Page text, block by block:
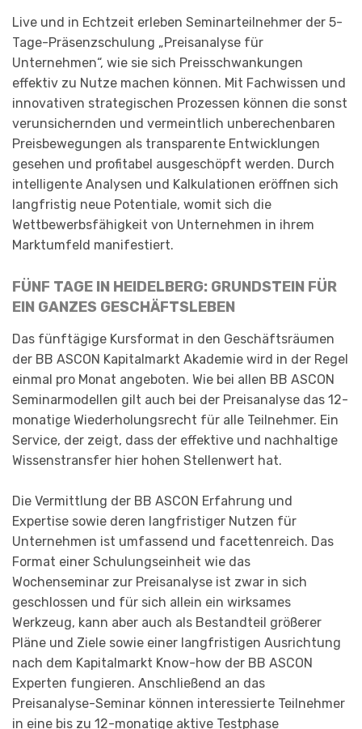
Live und in Echtzeit erleben Seminarteilnehmer der 5-
Tage-Präsenzschulung „Preisanalyse für
Unternehmen“, wie sie sich Preisschwankungen
effektiv zu Nutze machen können. Mit Fachwissen und
innovativen strategischen Prozessen können die sonst
verunsichernden und vermeintlich unberechenbaren
Preisbewegungen als transparente Entwicklungen
gesehen und profitabel ausgeschöpft werden. Durch
intelligente Analysen und Kalkulationen eröffnen sich
langfristig neue Potentiale, womit sich die
Wettbewerbsfähigkeit von Unternehmen in ihrem
Marktumfeld manifestiert.
FÜNF TAGE IN HEIDELBERG: GRUNDSTEIN FÜR
EIN GANZES GESCHÄFTSLEBEN
Das fünftägige Kursformat in den Geschäftsräumen
der BB ASCON Kapitalmarkt Akademie wird in der Regel
einmal pro Monat angeboten. Wie bei allen BB ASCON
Seminarmodellen gilt auch bei der Preisanalyse das 12-
monatige Wiederholungsrecht für alle Teilnehmer. Ein
Service, der zeigt, dass der effektive und nachhaltige
Wissenstransfer hier hohen Stellenwert hat.
Die Vermittlung der BB ASCON Erfahrung und
Expertise sowie deren langfristiger Nutzen für
Unternehmen ist umfassend und facettenreich. Das
Format einer Schulungseinheit wie das
Wochenseminar zur Preisanalyse ist zwar in sich
geschlossen und für sich allein ein wirksames
Werkzeug, kann aber auch als Bestandteil größerer
Pläne und Ziele sowie einer langfristigen Ausrichtung
nach dem Kapitalmarkt Know-how der BB ASCON
Experten fungieren. Anschließend an das
Preisanalyse-Seminar können interessierte Teilnehmer
in eine bis zu 12-monatige aktive Testphase